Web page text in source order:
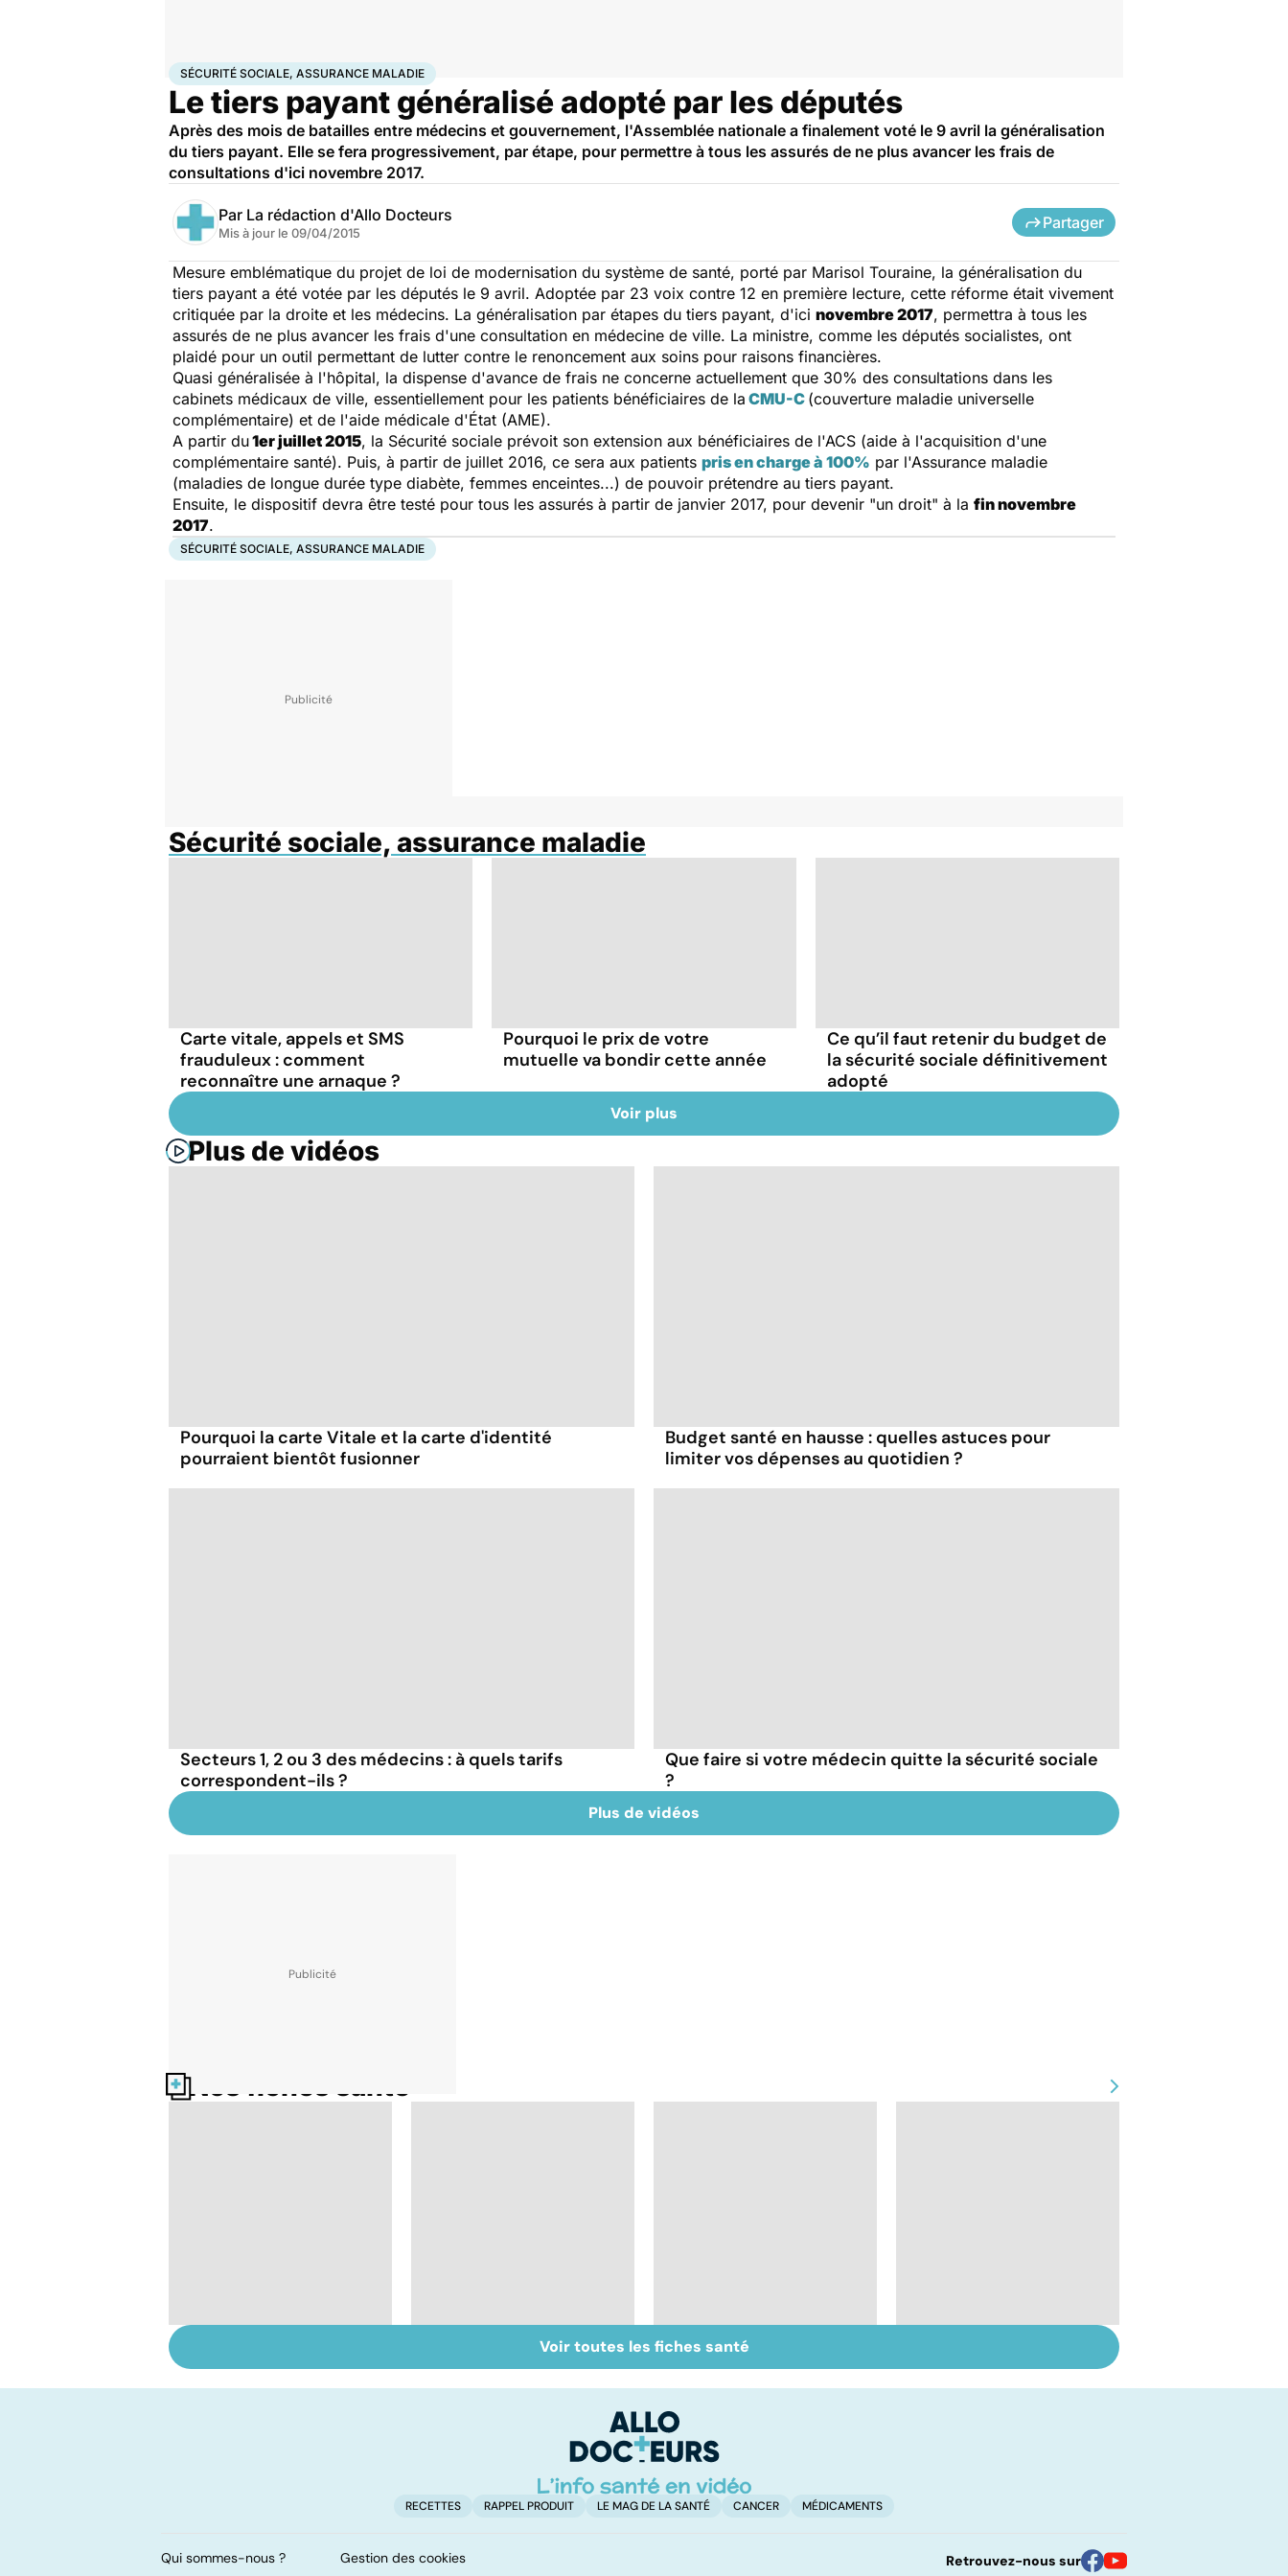
AccueilSanté Sécurité sociale, assurance maladie
SÉCURITÉ SOCIALE, ASSURANCE MALADIE
Le tiers payant généralisé adopté par les députés
Après des mois de batailles entre médecins et gouvernement, l'Assemblée nationale a finalement voté le 9 avril la généralisation
du tiers payant. Elle se fera progressivement, par étape, pour permettre à tous les assurés de ne plus avancer les frais de
consultations d'ici novembre 2017.
Par La rédaction d'Allo Docteurs
Mis à jour le 09/04/2015
Partager
Mesure emblématique du projet de loi de modernisation du système de santé, porté par Marisol Touraine, la généralisation du
tiers payant a été votée par les députés le 9 avril. Adoptée par 23 voix contre 12 en première lecture, cette réforme était vivement
critiquée par la droite et les médecins. La généralisation par étapes du tiers payant, d'ici novembre 2017, permettra à tous les
assurés de ne plus avancer les frais d'une consultation en médecine de ville. La ministre, comme les députés socialistes, ont
plaidé pour un outil permettant de lutter contre le renoncement aux soins pour raisons financières.
Quasi généralisée à l'hôpital, la dispense d'avance de frais ne concerne actuellement que 30% des consultations dans les
cabinets médicaux de ville, essentiellement pour les patients bénéficiaires de la CMU-C (couverture maladie universelle
complémentaire) et de l'aide médicale d'État (AME).
A partir du1er juillet 2015, la Sécurité sociale prévoit son extension aux bénéficiaires de l'ACS (aide à l'acquisition d'une
complémentaire santé). Puis, à partir de juillet 2016, ce sera aux patients pris en charge à 100% par l'Assurance maladie
(maladies de longue durée type diabète, femmes enceintes...) de pouvoir prétendre au tiers payant.
Ensuite, le dispositif devra être testé pour tous les assurés à partir de janvier 2017, pour devenir "un droit" à la fin novembre
2017.
SÉCURITÉ SOCIALE, ASSURANCE MALADIE
Sécurité sociale, assurance maladie
Carte vitale, appels et SMS
frauduleux : comment
reconnaître une arnaque ?
Pourquoi le prix de votre
mutuelle va bondir cette année
Ce qu’il faut retenir du budget de
la sécurité sociale définitivement
adopté
Voir plus
Plus de vidéos
Pourquoi la carte Vitale et la carte d'identité
pourraient bientôt fusionner
Budget santé en hausse : quelles astuces pour
limiter vos dépenses au quotidien ?
Secteurs 1, 2 ou 3 des médecins : à quels tarifs
correspondent-ils ?
Que faire si votre médecin quitte la sécurité sociale
?
Plus de vidéos
Nos fiches santé
infections
Inflammation des
amygdales : que faire
Suicide : prévenir le
passage à l'acte
complexe
Voir toutes les fiches santé
RECETTES RAPPEL PRODUIT LE MAG DE LA SANTÉ CANCER MÉDICAMENTS
Qui sommes-nous ?
Gestion des cookies
Retrouvez-nous sur